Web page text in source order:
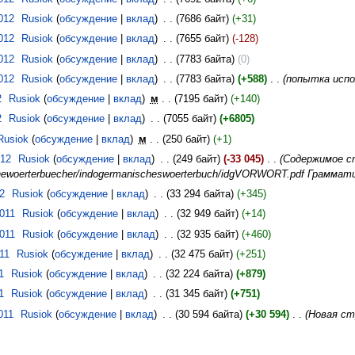
‎ Rusiok обсуждение вклад 7686 байт
+31
‎ Rusiok обсуждение вклад 7655 байт
-128
‎ Rusiok обсуждение вклад 7783 байта
0
‎ Rusiok обсуждение вклад 7783 байта +588 ‎
попытка
‎ Rusiok обсуждение вклад м 7195 байт
+140
‎ Rusiok обсуждение вклад 7055 байт
+6805
обсуждение вклад м 250 байт
+1
‎ Rusiok обсуждение вклад 249 байт -33 045 ‎
Содержимое
indogermanischeswoerterbuch/idgVORWORT.pdf
‎ Rusiok обсуждение вклад 33 294 байта
+345
‎ Rusiok обсуждение вклад 32 949 байт
+14
Rusiok обсуждение вклад 32 935 байт
+460
‎ Rusiok обсуждение вклад 32 475 байт
+251
‎ Rusiok обсуждение вклад 32 224 байта
+879
‎ Rusiok обсуждение вклад 31 345 байт
+751
Rusiok обсуждение вклад 30 594 байта +30 594 ‎ Новая